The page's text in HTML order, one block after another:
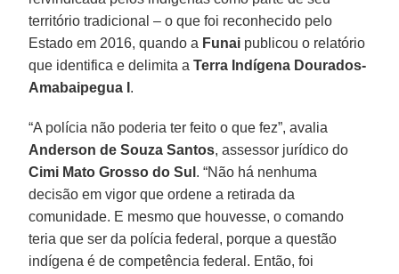
território tradicional – o que foi reconhecido pelo
Estado em 2016, quando a Funai publicou o relatório
que identifica e delimita aTerra Indígena Dourados-
Amabaipegua I .
“A polícia não poderia ter feito o que fez”, avalia
Anderson de Souza Santos, assessor jurídico do
Cimi Mato Grosso do Sul . “Não há nenhuma
decisão em vigor que ordene a retirada da
comunidade. E mesmo que houvesse, o comando
teria que ser da polícia federal, porque a questão
indígena é de competência federal. Então, foi